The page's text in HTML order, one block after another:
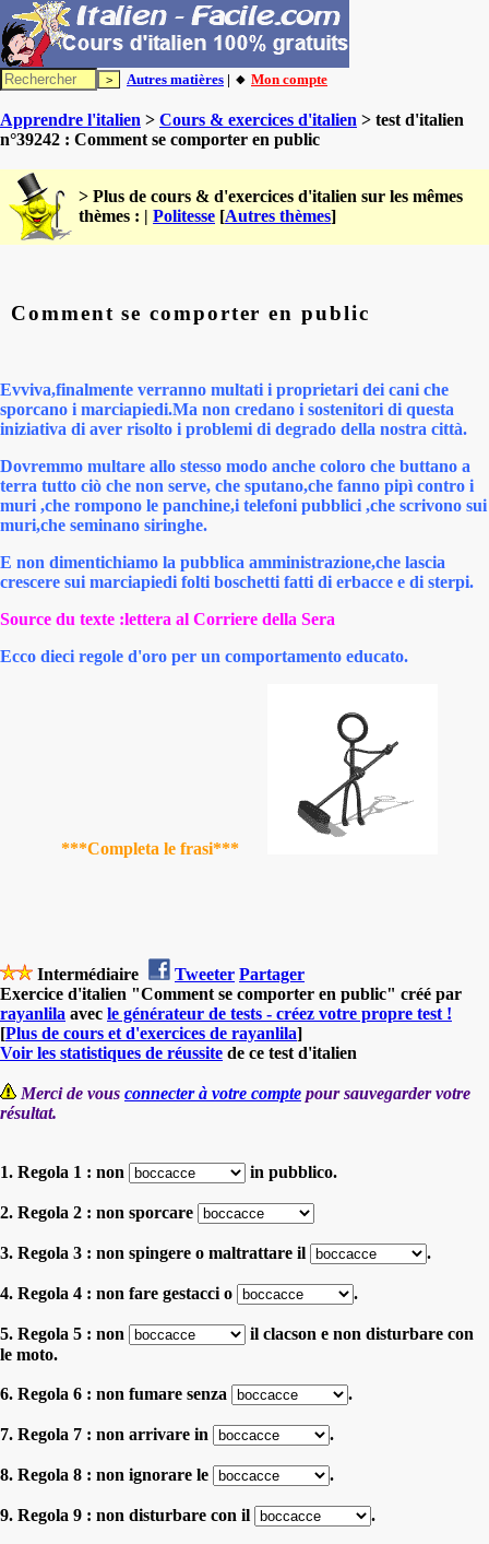
Autres matières | 🔸 Mon compte
Apprendre l'italien > Cours & exercices d'italien > test d'italien
n°39242 : Comment se comporter en public
> Plus de cours & d'exercices d'italien sur les mêmes
thèmes : | Politesse [Autres thèmes]
Comment se comporter en public
Evviva,finalmente verranno multati i proprietari dei cani che
sporcano i marciapiedi.Ma non credano i sostenitori di questa
iniziativa di aver risolto i problemi di degrado della nostra città.
Dovremmo multare allo stesso modo anche coloro che buttano a
terra tutto ciò che non serve, che sputano,che fanno pipì contro i
muri ,che rompono le panchine,i telefoni pubblici ,che scrivono sui
muri,che seminano siringhe.
E non dimentichiamo la pubblica amministrazione,che lascia
crescere sui marciapiedi folti boschetti fatti di erbacce e di sterpi.
Source du texte :lettera al Corriere della Sera
Ecco dieci regole d'oro per un comportamento educato.
***Completa le frasi***
Intermédiaire Tweeter Partager
Exercice d'italien "Comment se comporter en public" créé par
rayanlila avec le générateur de tests - créez votre propre test !
[Plus de cours et d'exercices de rayanlila]
Voir les statistiques de réussite de ce test d'italien
Merci de vous connecter à votre compte pour sauvegarder votre
résultat.
1. Regola 1 : non in pubblico.
2. Regola 2 : non sporcare
3. Regola 3 : non spingere o maltrattare il .
4. Regola 4 : non fare gestacci o .
5. Regola 5 : non
il clacson e non disturbare con
le moto.
6. Regola 6 : non fumare senza .
7. Regola 7 : non arrivare in .
8. Regola 8 : non ignorare le .
9. Regola 9 : non disturbare con il .